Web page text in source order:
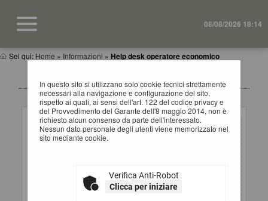
08/08/2026 18:14
Sei qui: Home » Informazioni » Help desk operatore economico
In questo sito si utilizzano solo cookie tecnici strettamente
necessari alla navigazione e configurazione del sito,
rispetto ai quali, ai sensi dell'art. 122 del codice privacy e
del Provvedimento del Garante dell'8 maggio 2014, non è
richiesto alcun consenso da parte dell'interessato.
Nessun dato personale degli utenti viene memorizzato nel
sito mediante cookie.
Verifica Anti-Robot
Clicca per iniziare
HELP DESK OPERATORI ECONOMICI
Inserimento richiesta
Ragione sociale
denominazione
:*